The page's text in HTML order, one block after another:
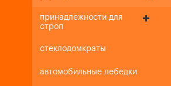
принадлежности для
строп
стеклодомкраты
автомобильные лебедки